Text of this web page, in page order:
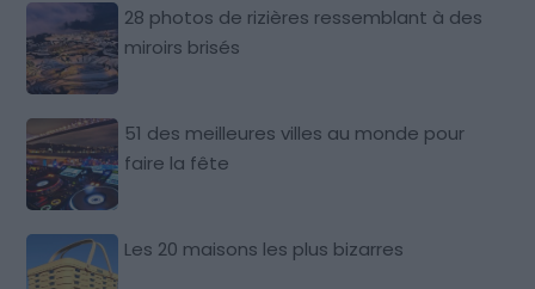
28 photos de rizières ressemblant à des
miroirs brisés
51 des meilleures villes au monde pour
faire la fête
Les 20 maisons les plus bizarres